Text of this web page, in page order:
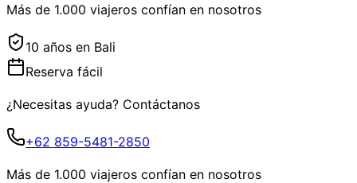
Más de 1.000 viajeros confían en nosotros
10 años en Bali
Reserva fácil
¿Necesitas ayuda? Contáctanos
+62 859-5481-2850
Más de 1.000 viajeros confían en nosotros